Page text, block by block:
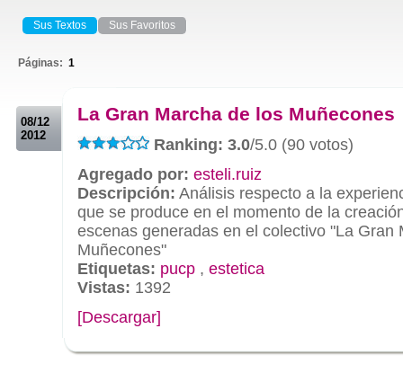
Sus Textos Sus Favoritos
Páginas: 1
08/12
2012
La Gran Marcha de los Muñecones
Ranking: 3.0/5.0 (90 votos)
Agregado por: esteli.ruiz
Descripción: Análisis respecto a la
que se produce en el momento de la
escenas generadas en el colectivo "La Gran
Muñecones"
Etiquetas: pucp , estetica
Vistas: 1392
[Descargar]